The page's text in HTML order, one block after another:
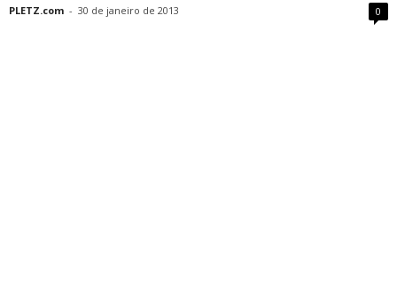
PLETZ.com - 30 de janeiro de 2013 0